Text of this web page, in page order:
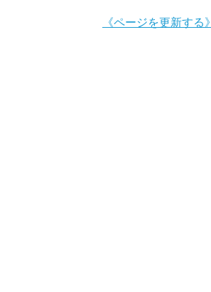
《ページを更新する》